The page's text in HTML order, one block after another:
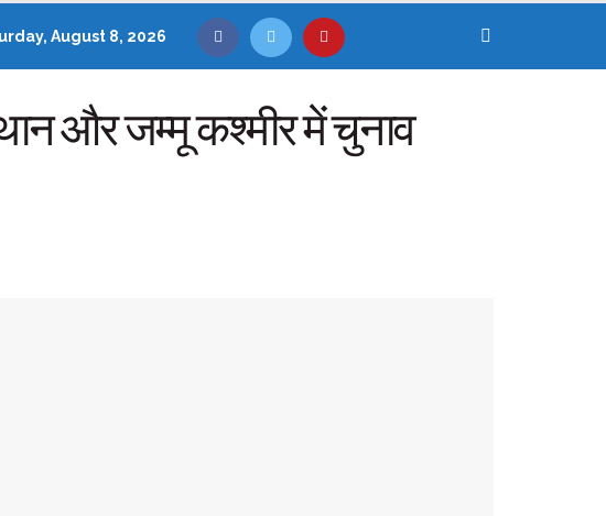
August 8, 2026
और जम्मू कश्मीर में चुनाव